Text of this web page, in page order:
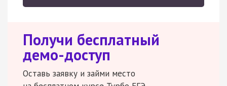
Получи бесплатный
демо-доступ
Оставь заявку и займи место